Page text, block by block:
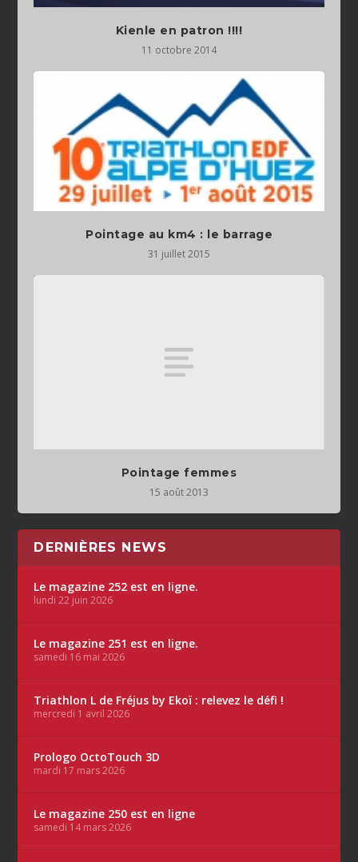
Kienle en patron !!!!
11 octobre 2014
Pointage au km4 : le barrage
31 juillet 2015
Pointage femmes
15 août 2013
DERNIÈRES NEWS
Le magazine 252 est en ligne.
lundi 22 juin 2026
Le magazine 251 est en ligne.
samedi 16 mai 2026
Triathlon L de Fréjus by Ekoï : relevez le défi !
mercredi 1 avril 2026
Prologo OctoTouch 3D
mardi 17 mars 2026
Le magazine 250 est en ligne
samedi 14 mars 2026